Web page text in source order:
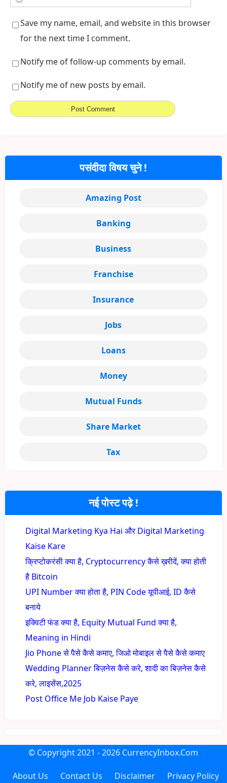
Save my name, email, and website in this browser
for the next time I comment.
Notify me of follow-up comments by email.
Notify me of new posts by email.
नई पोस्ट पढ़े !
Digital Marketing Kya Hai और Digital Marketing
Kaise Kare
क्रिप्टोकरंसी क्या है, Cryptocurrency कैसे ख़रीदें, क्या होती
है Bitcoin
UPI Number क्या होता है, PIN Code यूपीआई, ID कैसे
बनाये
इक्विटी फंड क्या है, Equity Mutual Fund क्या है,
Meaning in Hindi
Jio Phone से पैसे कैसे कमाए, जिओ मोबाइल से पैसे कैसे कमाए
Wedding Planner बिज़नेस कैसे करे, शादी का बिज़नेस कैसे
करे, लाइसेंस,2025
Post Office Me Job Kaise Paye
पसंदीदा विषय चुने !
Amazing Post
Banking
Business
Franchise
Insurance
Jobs
Loans
Money
Mutual Funds
Share Market
Tax
© Copyright2021 - 2026 CurrencyInbox.Com
About Us Contact Us Disclaimer Privacy Policy